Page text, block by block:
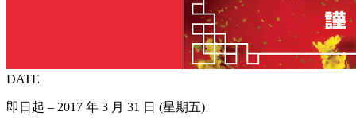
DATE
即日起 – 2017 年 3 月 31 日 (星期五)